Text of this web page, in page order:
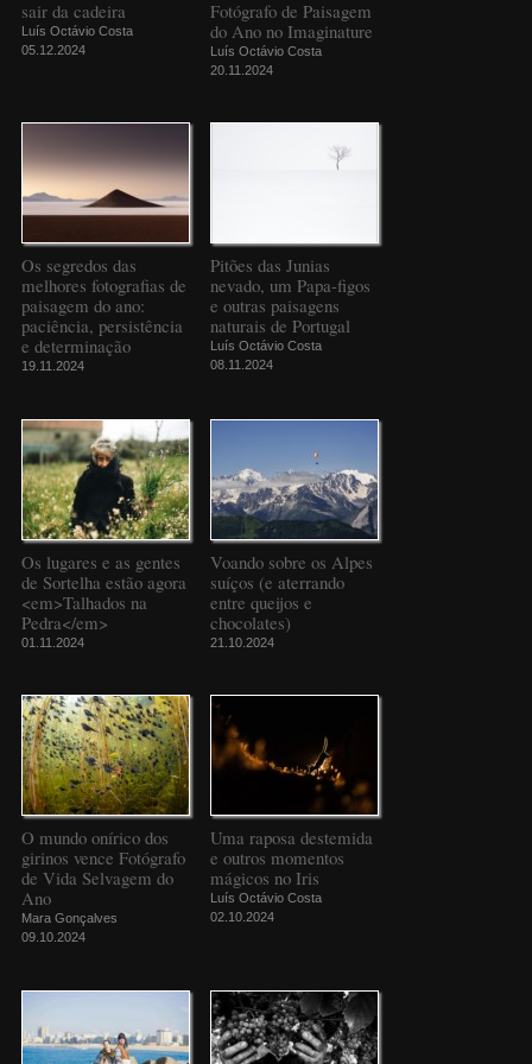
sair da cadeira
Luís Octávio Costa
05.12.2024
Fotógrafo de Paisagem
do Ano no Imaginature
Luís Octávio Costa
20.11.2024
Os segredos das
melhores fotografias de
paisagem do ano:
paciência, persistência
e determinação
19.11.2024
Pitões das Junias
nevado, um Papa-figos
e outras paisagens
naturais de Portugal
Luís Octávio Costa
08.11.2024
Os lugares e as gentes
de Sortelha estão agora
<em>Talhados na
Pedra</em>
01.11.2024
Voando sobre os Alpes
suíços (e aterrando
entre queijos e
chocolates)
21.10.2024
O mundo onírico dos
girinos vence Fotógrafo
de Vida Selvagem do
Ano
Mara Gonçalves
09.10.2024
Uma raposa destemida
e outros momentos
mágicos no Iris
Luís Octávio Costa
02.10.2024